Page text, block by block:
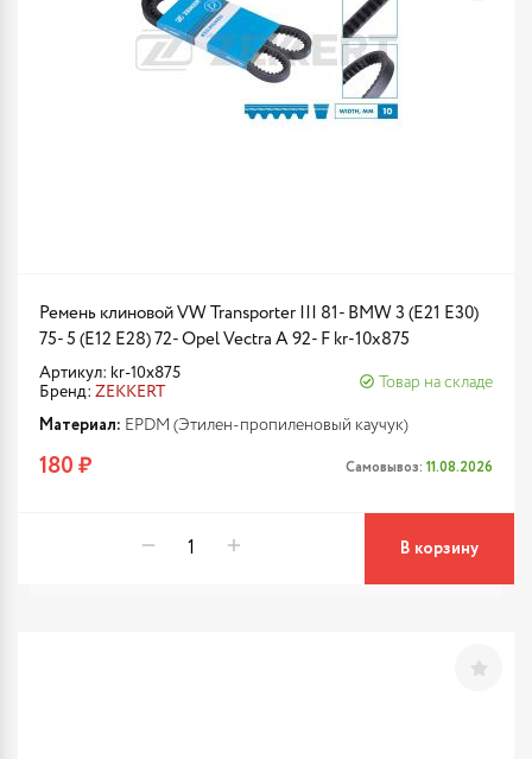
Ремень клиновой VW Transporter III 81- BMW 3 (E21 E30)
75- 5 (E12 E28) 72- Opel Vectra A 92- F kr-10x875
Артикул: kr-10x875
Бренд: ZEKKERT
Товар на складе
Материал: EPDM (Этилен-пропиленовый каучук)
180 ₽ Самовывоз: 11.08.2026
В корзину